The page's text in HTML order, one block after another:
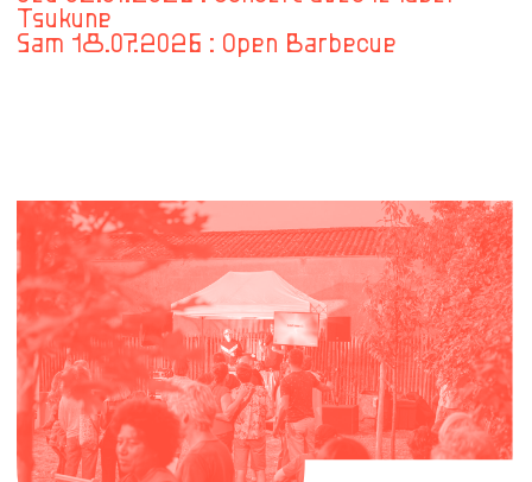
Tsukune
Sam 18.07.2026 : Open Barbecue